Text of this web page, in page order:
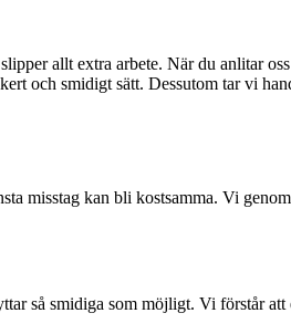
allt extra arbete. När du anlitar
och smidigt sätt. Dessutom tar vi
misstag kan bli kostsamma. Vi
så smidiga som möjligt. Vi förstår